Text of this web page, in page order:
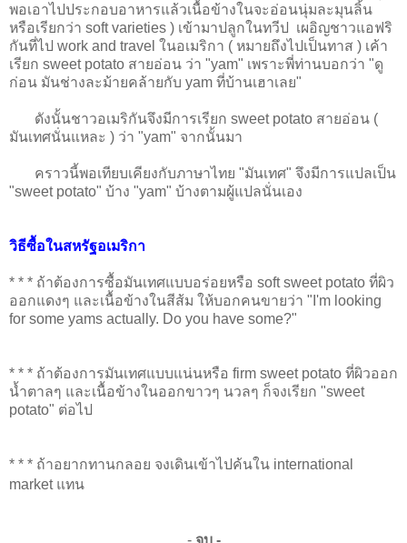
พอเอาไปประกอบอาหารแล้วเนื้อข้างในจะอ่อนนุ่มละมุนลิ้น
หรือเรียกว่า soft varieties ) เข้ามาปลูกในทวีป เผอิญชาวแอฟริ
กันที่ไป work and travel ในอเมริกา ( หมายถึงไปเป็นทาส ) เค้า
เรียก sweet potato สายอ่อน ว่า "yam" เพราะพี่ท่านบอกว่า "ดู
ก่อน มันช่างละม้ายคล้ายกับ yam ที่บ้านเฮาเลย"
ดังนั้นชาวอเมริกันจึงมีการเรียก sweet potato สายอ่อน (
มันเทศนั่นแหละ ) ว่า "yam" จากนั้นมา
คราวนี้พอเทียบเคียงกับภาษาไทย "มันเทศ" จึงมีการแปลเป็น
"sweet potato" บ้าง "yam" บ้างตามผู้แปลนั่นเอง
วิธีซื้อในสหรัฐอเมริกา
* * * ถ้าต้องการซื้อมันเทศแบบอร่อยหรือ soft sweet potato ที่ผิว
ออกแดงๆ และเนื้อข้างในสีส้ม ให้บอกคนขายว่า "I'm looking
for some yams actually. Do you have some?"
* * * ถ้าต้องการมันเทศแบบแน่นหรือ firm sweet potato ที่ผิวออก
น้ำตาลๆ และเนื้อข้างในออกขาวๆ นวลๆ ก็จงเรียก "sweet
potato" ต่อไป
* * * ถ้าอยากทานกลอย จงเดินเข้าไปค้นใน international
market แทน
-จบ -